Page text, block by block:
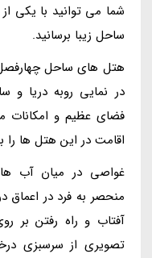
شما می توانید با یکی
ساحل زیبا برسانید.
هتل های ساحل
در نمایی روبه دریا و
فضای عظیم و امکانات
اقامت در این هتل ها را
غواصی در میان آب
منحصر به فرد در اعماق
آفتاب و راه رفتن بر
تصویری از سرسبزی